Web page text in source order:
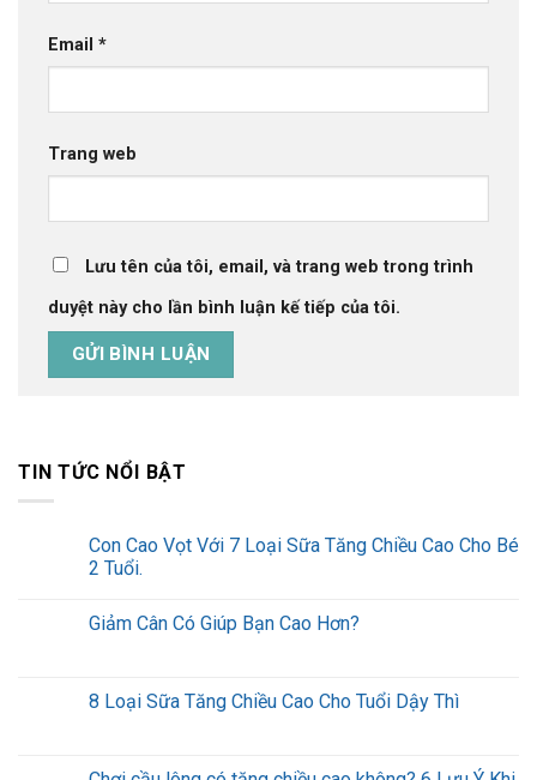
Email *
Trang web
Lưu tên của tôi, email, và trang web trong trình
duyệt này cho lần bình luận kế tiếp của tôi.
TIN TỨC NỔI BẬT
Con Cao Vọt Với 7 Loại Sữa Tăng Chiều Cao Cho Bé
2 Tuổi.
Giảm Cân Có Giúp Bạn Cao Hơn?
8 Loại Sữa Tăng Chiều Cao Cho Tuổi Dậy Thì